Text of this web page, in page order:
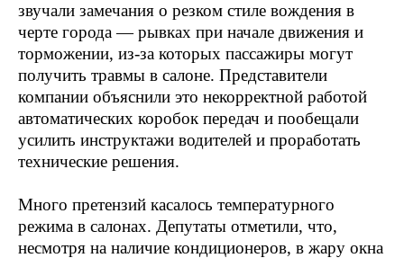
звучали замечания о резком стиле вождения в
черте города — рывках при начале движения и
торможении, из-за которых пассажиры могут
получить травмы в салоне. Представители
компании объяснили это некорректной работой
автоматических коробок передач и пообещали
усилить инструктажи водителей и проработать
технические решения.
Много претензий касалось температурного
режима в салонах. Депутаты отметили, что,
несмотря на наличие кондиционеров, в жару окна